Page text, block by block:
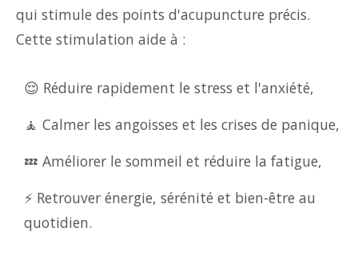
qui stimule des points d'acupuncture précis.
Cette stimulation aide à :
😌 Réduire rapidement le stress et l'anxiété,
🧘 Calmer les angoisses et les crises de panique,
💤 Améliorer le sommeil et réduire la fatigue,
⚡ Retrouver énergie, sérénité et bien-être au
quotidien.